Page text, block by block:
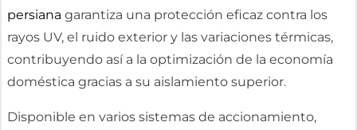
persiana garantiza una protección eficaz contra los
rayos UV, el ruido exterior y las variaciones térmicas,
contribuyendo así a la optimización de la economía
doméstica gracias a su aislamiento superior.
Disponible en varios sistemas de accionamiento,